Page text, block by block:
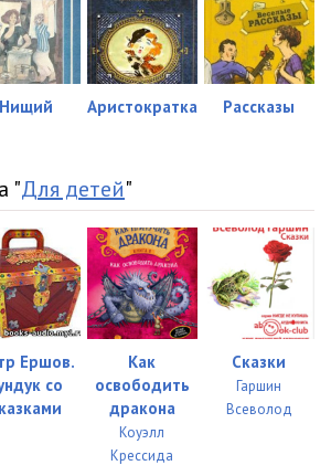
Нищий Аристократка Рассказы
"Для детей"
Ершов.
со
Как
освободить
дракона
Коуэлл
Крессида
Сказки
Гаршин
Всеволод